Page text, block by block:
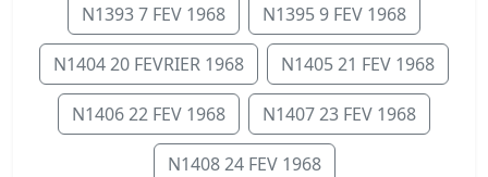
N1393 7 FEV 1968 N1395 9 FEV 1968
N1404 20 FEVRIER 1968 N1405 21 FEV 1968
N1406 22 FEV 1968 N1407 23 FEV 1968
N1408 24 FEV 1968